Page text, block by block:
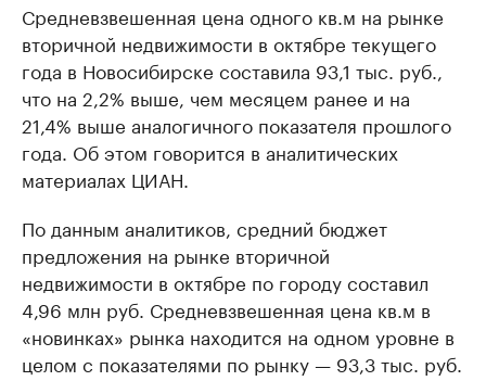
Средневзвешенная цена одного кв.м на рынке
вторичной недвижимости в октябре текущего
года в Новосибирске составила 93,1 тыс. руб.,
что на 2,2% выше, чем месяцем ранее и на
21,4% выше аналогичного показателя прошлого
года. Об этом говорится в аналитических
материалах ЦИАН.
По данным аналитиков, средний бюджет
предложения на рынке вторичной
недвижимости в октябре по городу составил
4,96 млн руб. Средневзвешенная цена кв.м в
«новинках» рынка находится на одном уровне в
целом с показателями по рынку — 93,3 тыс. руб.